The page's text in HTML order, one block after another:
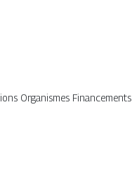
Organismes Financements